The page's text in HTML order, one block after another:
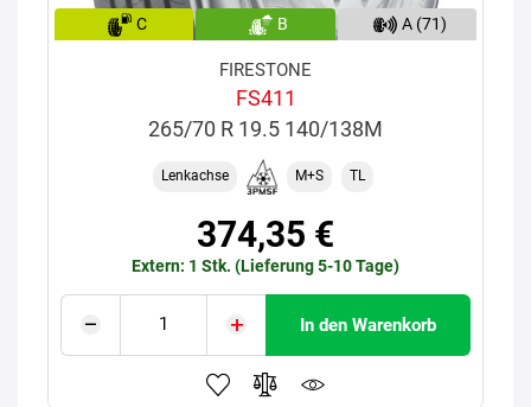
C B A (71)
FIRESTONE
FS411
265/70 R 19.5 140/138M
Lenkachse M+S TL
374,35 €
Extern: 1 Stk. (Lieferung 5-10 Tage)
In den Warenkorb